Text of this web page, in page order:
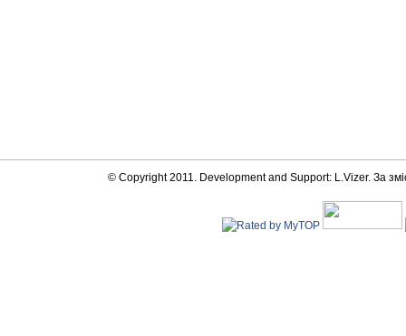
© Copyright 2011. Development and Support: L.Vizer. За